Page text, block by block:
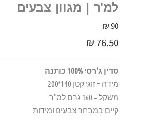
למ'ר | מגוון צבעים
₪90
₪ 76.50
סדין ג'רסי 100% כותנה
מידה = זוגי קטן 140*200
משקל = 160 גרם למ"ר
קיים במבחר צבעים ומידות